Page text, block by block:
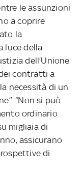
le assunzioni
a coprire
la
luce della
dell’Unione
contratti a
necessità di un
“Non si può
ordinario
migliaia di
assicurano
di